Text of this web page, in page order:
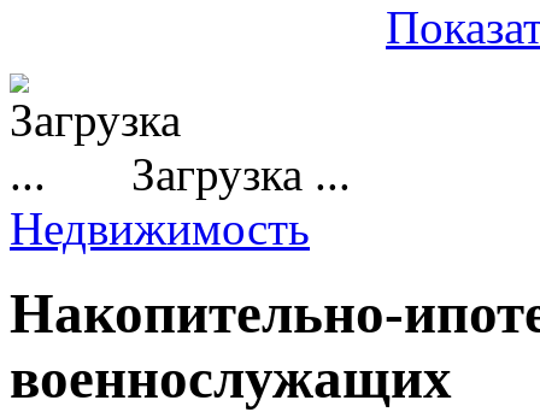
Загрузка ...
Недвижимость
Накопительно-
военнослужащих